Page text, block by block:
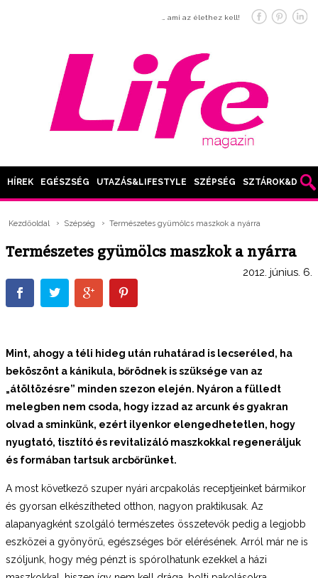
… ami az élethez kell!
HÍREK EGÉSZSÉG UTAZÁS&LIFESTYLE SZÉPSÉG SZTÁROK&DIVAT
Kezdőoldal Szépség Természetes gyümölcs maszkok a nyárra
Természetes gyümölcs maszkok a nyárra
2012. június. 6.
Mint, ahogy a téli hideg után ruhatárad is lecseréled, ha
beköszönt a kánikula, bőrödnek is szüksége van az
„átöltözésre” minden szezon elején. Nyáron a fülledt
melegben nem csoda, hogy izzad az arcunk és gyakran
olvad a sminkünk, ezért ilyenkor elengedhetetlen, hogy
nyugtató, tisztító és revitalizáló maszkokkal regeneráljuk
és formában tartsuk arcbőrünket.
A most következő szuper nyári arcpakolás receptjeinket bármikor
és gyorsan elkészítheted otthon, nagyon praktikusak. Az
alapanyagként szolgáló természetes összetevők pedig a legjobb
eszközei a gyönyörű, egészséges bőr elérésének. Arról már ne is
szóljunk, hogy még pénzt is spórolhatunk ezekkel a házi